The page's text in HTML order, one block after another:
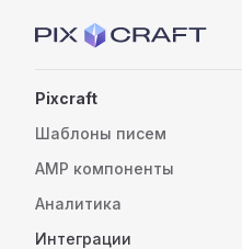
Skip to content
Pixcraft
Шаблоны писем
AMP компоненты
Аналитика
Интеграции